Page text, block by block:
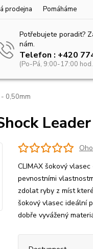
prodejna Pomáháme
Potřebujete poradit?
nám.
Telefon : +420
(Po-Pá, 9:00-17:00
- 0,50mm
CLIMAX šokový
pevnostními
zdolat ryby z míst
šokový vlasec ideální
dobře vyvážený